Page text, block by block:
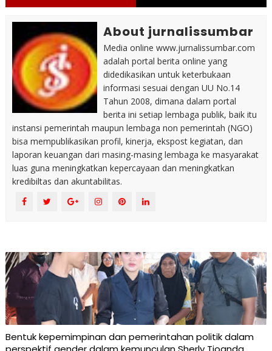
About jurnalissumbar
Media online www.jurnalissumbar.com
adalah portal berita online yang
didedikasikan untuk keterbukaan
informasi sesuai dengan UU No.14
Tahun 2008, dimana dalam portal
berita ini setiap lembaga publik, baik itu
instansi pemerintah maupun lembaga non pemerintah (NGO)
bisa mempublikasikan profil, kinerja, ekspost kegiatan, dan
laporan keuangan dari masing-masing lembaga ke masyarakat
luas guna meningkatkan kepercayaan dan meningkatkan
kredibiltas dan akuntabilitas.
Bentuk kepemimpinan dan pemerintahan politik dalam